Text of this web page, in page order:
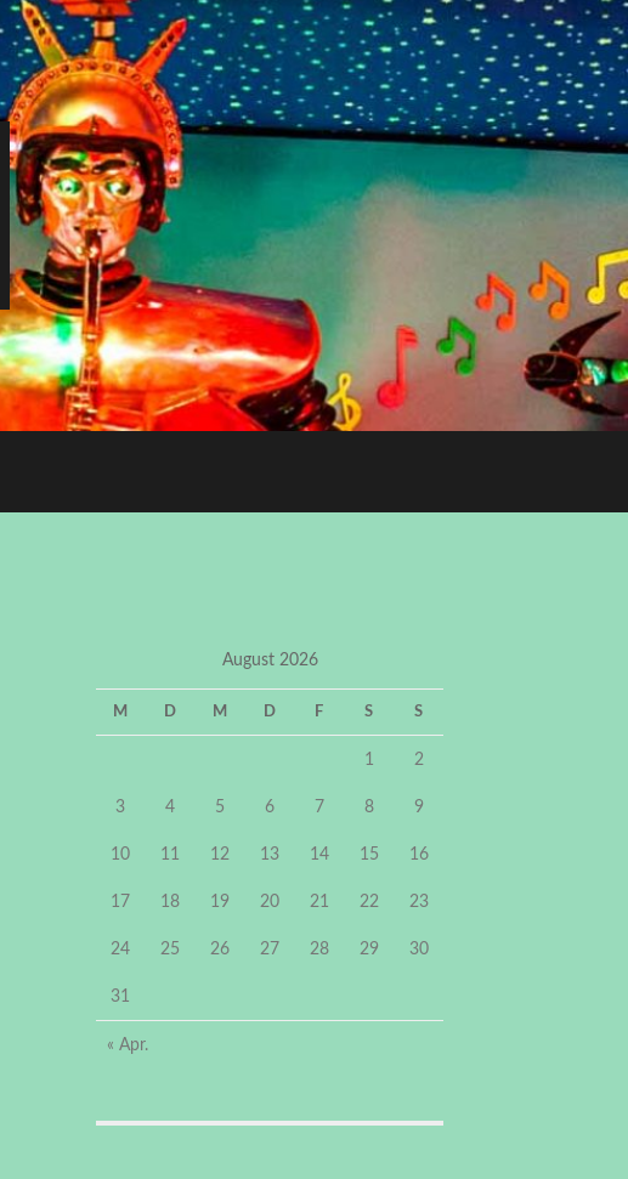
August 2026
M D M D F S S
1 2
3 4 5 6 7 8 9
10 11 12 13 14 15 16
17 18 19 20 21 22 23
24 25 26 27 28 29 30
31
« Apr.